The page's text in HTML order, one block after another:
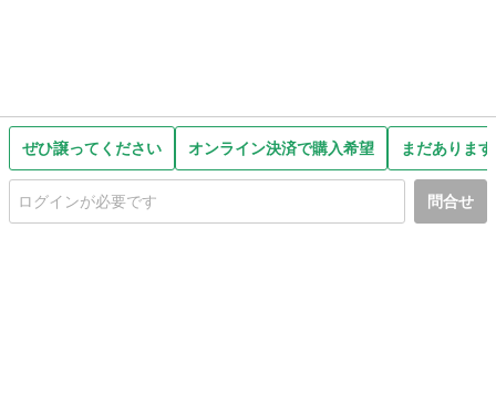
ぜひ譲ってください オンライン決済で購入希望 まだありま
問合せ